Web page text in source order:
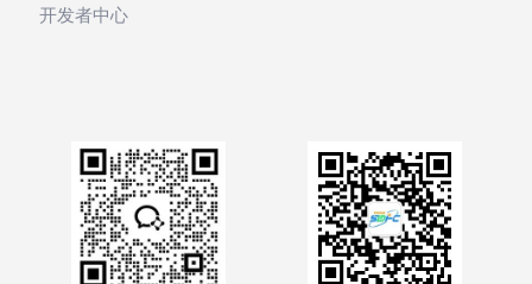
开发者中心